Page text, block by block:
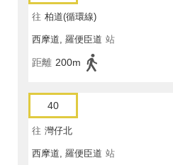
往 柏道(循環線)
西摩道, 羅便臣道 站
距離 200m
40
往 灣仔北
西摩道, 羅便臣道 站